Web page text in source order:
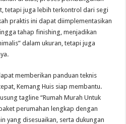
tetapi juga lebih terkontrol dari segi
praktis ini dapat diimplementasikan
tahap finishing, menjadikan
dalam ukuran, tetapi juga
memberikan panduan teknis
Kemang Huis siap membantu.
tagline “Rumah Murah Untuk
perumahan lengkap dengan
yang disesuaikan, serta dukungan